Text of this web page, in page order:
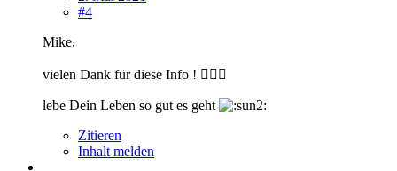
#4
Mike,
vielen Dank für diese Info ! 🙋🏻‍♂️
lebe Dein Leben so gut es geht
Zitieren
Inhalt melden